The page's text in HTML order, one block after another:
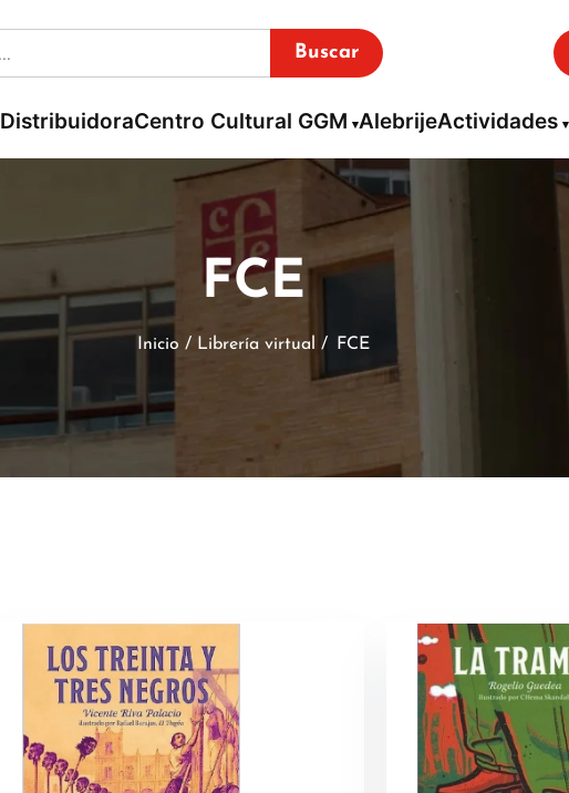
Buscar
DistribuidoraCentro Cultural GGM AlebrijeActividades
FCE
Inicio / Librería virtual / FCE